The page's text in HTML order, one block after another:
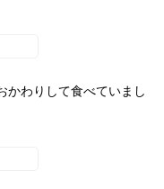
かわりして食べていまし